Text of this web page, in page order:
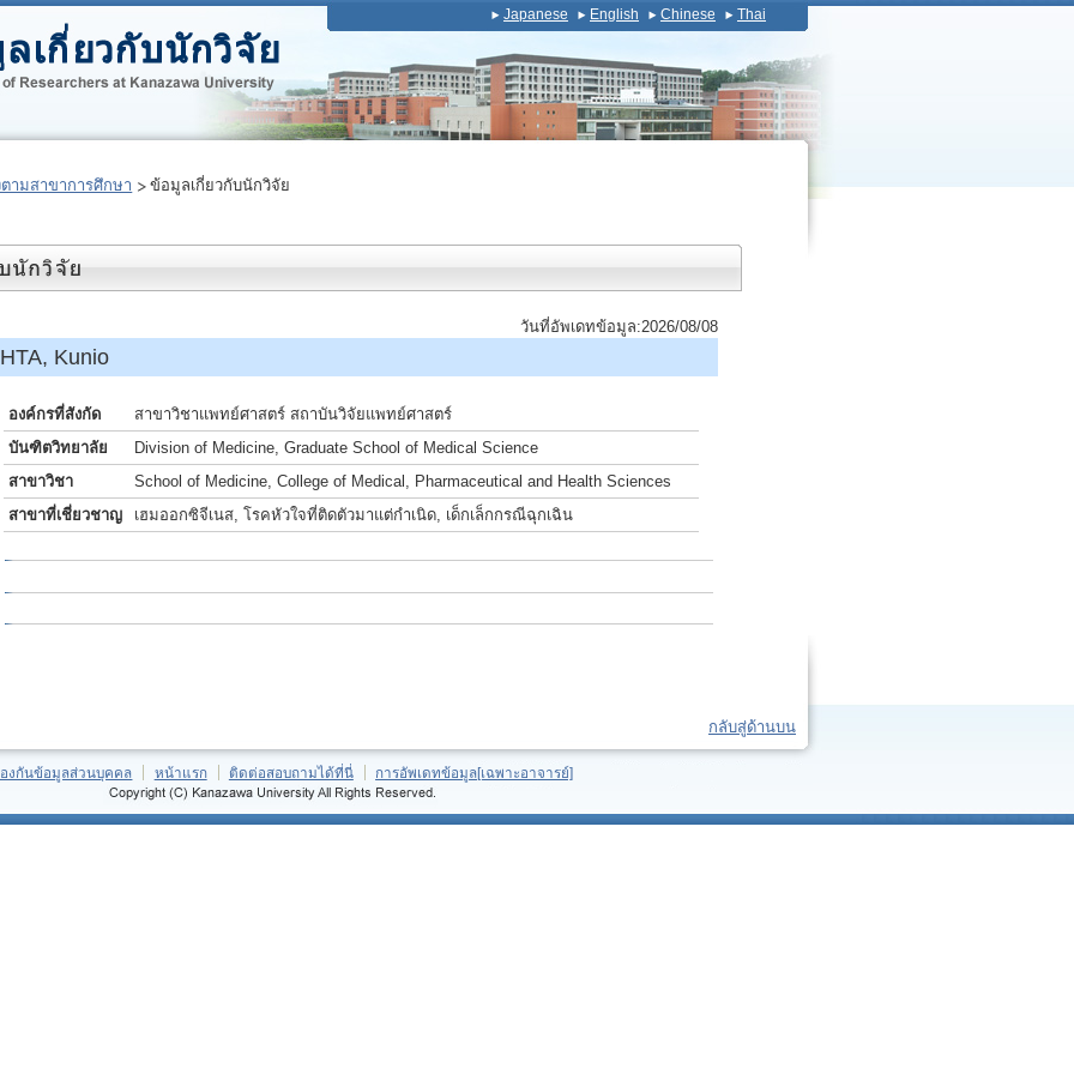
Japanese English Chinese Thai
ามสาขาการศึกษา ข้อมูลเกี่ยวกับนักวิจัย
วันที่อัพเดทข้อมูล:2026/08/08
Kunio
องค์กรที่สังกัด
สาขาวิชาแพทย์ศาสตร์ สถาบันวิจัยแพทย์ศาสตร์
บันฑิตวิทยาลัย
Division of Medicine, Graduate School of Medical Science
สาขาวิชา
School of Medicine, College of Medical, Pharmaceutical and Health Sciences
สาขาที่เชี่ยวชาญ
เฮมออกซิจีเนส, โรคหัวใจที่ติดตัวมาแต่กำเนิด, เด็กเล็กกรณีฉุกเฉิน
กลับสู่ด้านบน
งกันข้อมูลส่วนบุคคล หน้าแรก ติดต่อสอบถามได้ที่นี่ การอัพเดทข้อมูล[เฉพาะอาจารย์]